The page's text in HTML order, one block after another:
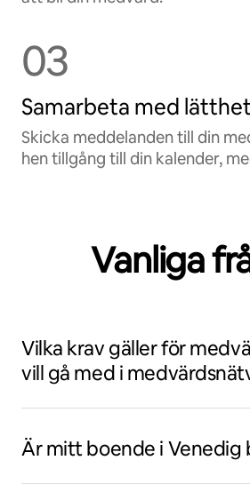
03
Samarbeta med lätthet
Skicka meddelanden till din
hen tillgång till din kalender,
Vanliga
Vilka krav gäller för
vill gå med i
Är mitt boende i Venedig